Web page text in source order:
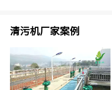
清污机厂家案例